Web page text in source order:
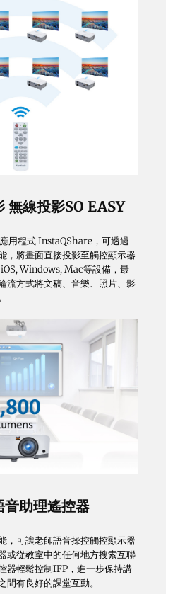
無線投影SO EASY
用程式 InstaQShare，可透過
，將畫面直接投影至觸控顯示器
Windows, Mac等設備，最
流方式將文稿、音樂、照片、影
音助理遙控器
，可讓老師語音操控觸控顯示器
或從教室中的任何地方搜索互聯
器輕鬆控制IFP，進一步保持講
有良好的課堂互動。